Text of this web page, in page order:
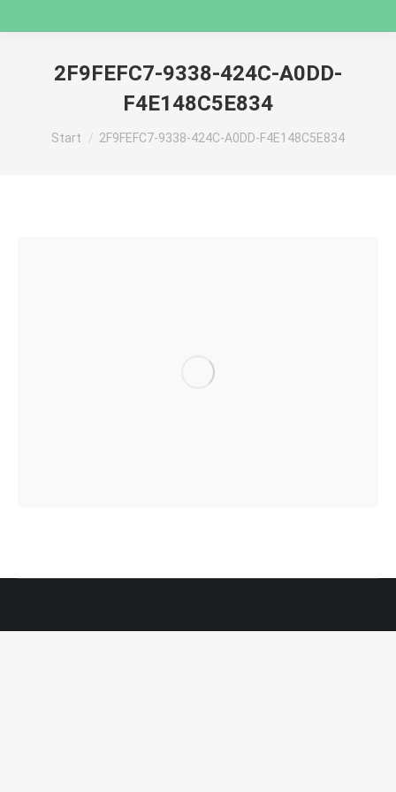
2F9FEFC7-9338-424C-A0DD-
F4E148C5E834
Sie befinden sich hier:
Start 2F9FEFC7-9338-424C-A0DD-F4E148C5E834